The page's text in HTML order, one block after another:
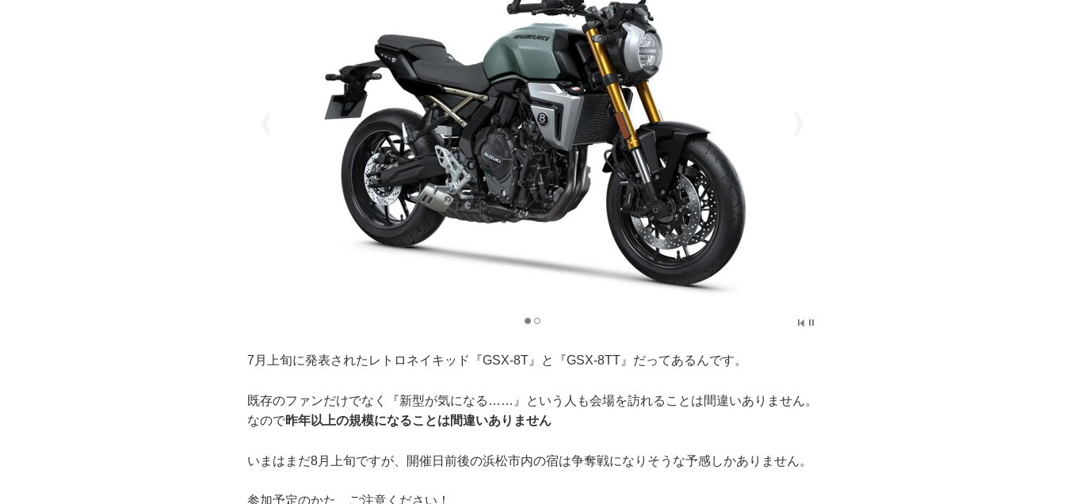
7月上旬に発表されたレトロネイキッド『GSX-8T』と『GSX-8TT』だってあるんです。
既存のファンだけでなく『新型が気になる……』という人も会場を訪れることは間違いありません。
なので昨年以上の規模になることは間違いありません
いまはまだ8月上旬ですが、開催日前後の浜松市内の宿は争奪戦になりそうな予感しかありません。
参加予定のかた、ご注意ください！